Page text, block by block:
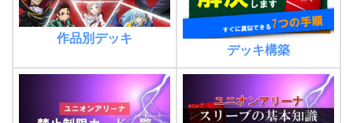
作品別デッキ
デッキ構築